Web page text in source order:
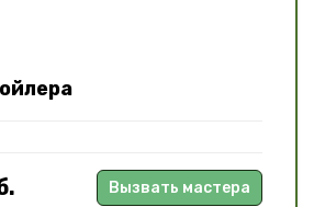
Вызвать мастера